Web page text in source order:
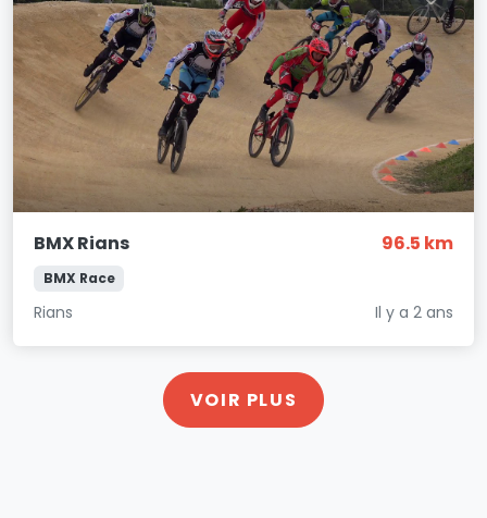
BMX Rians 96.5 km
BMX Race
Rians Il y a 2 ans
VOIR PLUS